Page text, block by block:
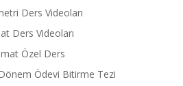
Ders Videoları
Ders Videoları
Özel Ders
Ödevi Bitirme Tezi